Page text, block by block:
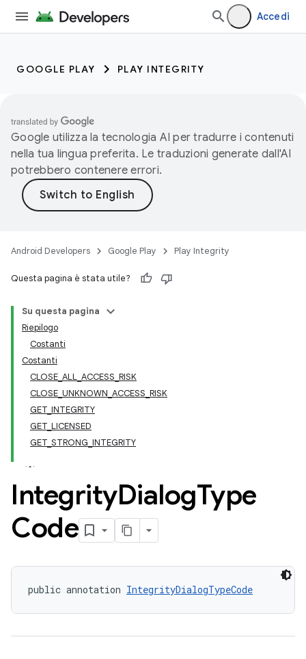
Accedi
GOOGLE PLAY PLAY INTEGRITY
Google utilizza la tecnologia AI per tradurre i contenuti
nella tua lingua preferita. Le traduzioni generate dall'AI
potrebbero contenere errori.
Android Developers Google Play Play Integrity
Questa pagina è stata utile?
Su questa pagina
Riepilogo
Costanti
Costanti
CLOSE_ALL_ACCESS_RISK
CLOSE_UNKNOWN_ACCESS_RISK
GET_INTEGRITY
GET_LICENSED
GET_STRONG_INTEGRITY
IntegrityDialogType
Code
public annotation IntegrityDialogTypeCode